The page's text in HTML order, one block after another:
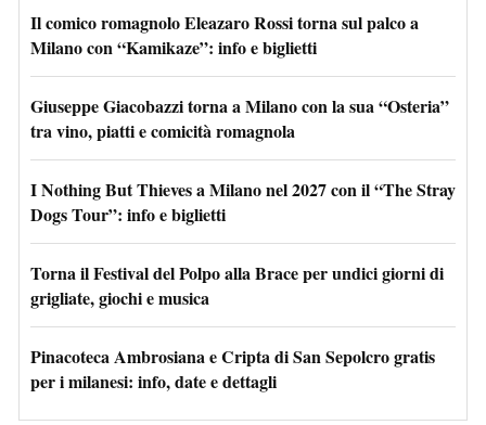
Il comico romagnolo Eleazaro Rossi torna sul palco a
Milano con “Kamikaze”: info e biglietti
Giuseppe Giacobazzi torna a Milano con la sua “Osteria”
tra vino, piatti e comicità romagnola
I Nothing But Thieves a Milano nel 2027 con il “The Stray
Dogs Tour”: info e biglietti
Torna il Festival del Polpo alla Brace per undici giorni di
grigliate, giochi e musica
Pinacoteca Ambrosiana e Cripta di San Sepolcro gratis
per i milanesi: info, date e dettagli